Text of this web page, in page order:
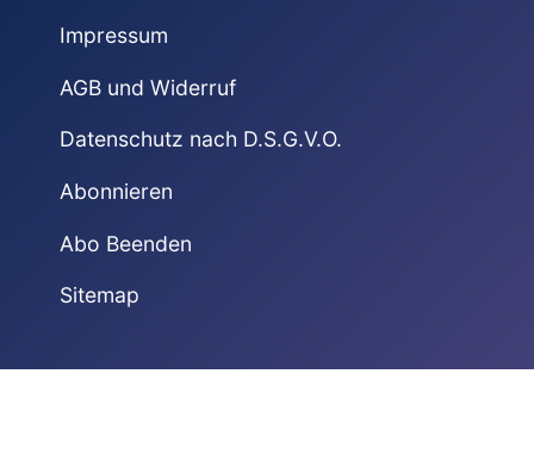
Impressum
AGB und Widerruf
Datenschutz nach D.S.G.V.O.
Abonnieren
Abo Beenden
Sitemap